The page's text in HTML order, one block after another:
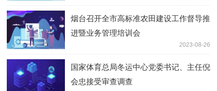
烟台召开全市高标准农田建设工作督导推
进暨业务管理培训会
2023-08-26
国家体育总局冬运中心党委书记、主任倪
会忠接受审查调查